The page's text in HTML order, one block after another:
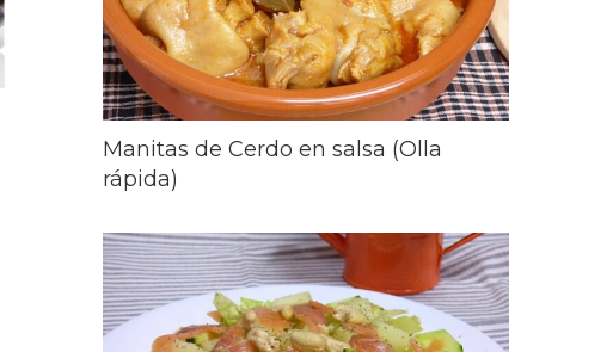
Manitas de Cerdo en salsa (Olla
rápida)